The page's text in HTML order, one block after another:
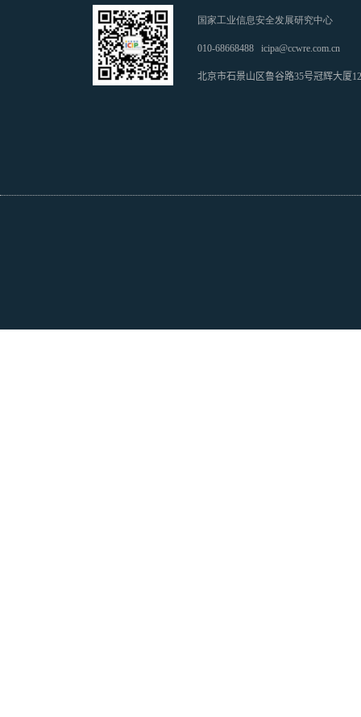
国家工业信息安全发展研究中心
010-68668488 icipa@ccwre.com.cn
北京市石景山区鲁谷路35号冠辉大厦